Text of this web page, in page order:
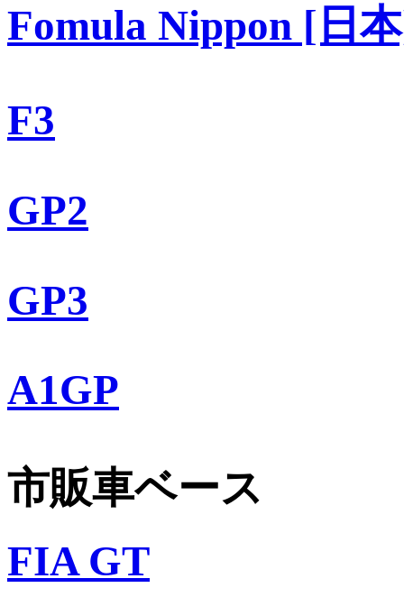
Fomula Nippon [日
F3
GP2
GP3
A1GP
市販車ベース
FIA GT